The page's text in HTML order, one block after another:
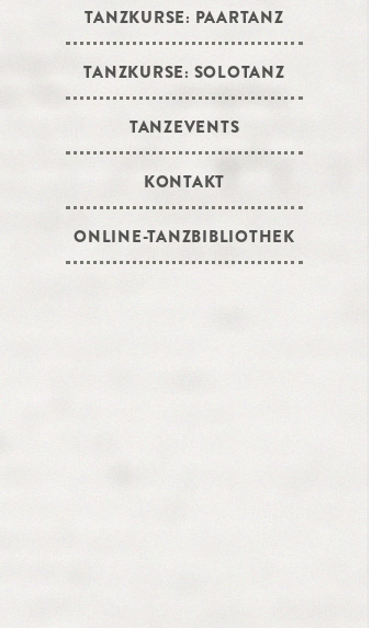
TANZKURSE: PAARTANZ
TANZKURSE: SOLOTANZ
TANZEVENTS
KONTAKT
ONLINE-TANZBIBLIOTHEK